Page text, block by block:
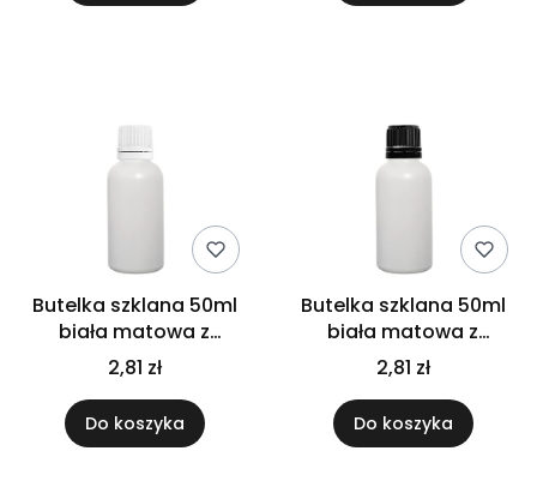
Butelka szklana 50ml
biała matowa z
pędzelkiem białym
2,81 zł
Do koszyka
Butelka szklana 50ml
biała matowa z
pędzelkiem czarnym
2,81 zł
Do koszyka